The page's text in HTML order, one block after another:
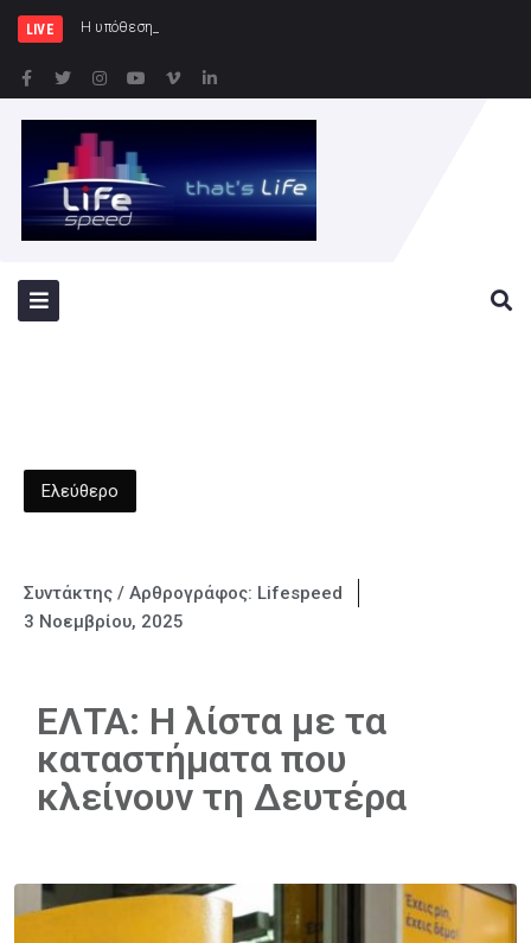
LIVE Η υπόθεση εξαφάνισης και ανεύρεσης
Ελεύθερο
Συντάκτης / Αρθρογράφος: Lifespeed
3 Νοεμβρίου, 2025
ΕΛΤΑ: Η λίστα με τα
καταστήματα που
κλείνουν τη Δευτέρα